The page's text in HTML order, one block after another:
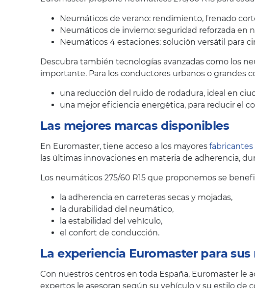
Neumáticos de verano: rendimiento, frenado
Neumáticos de invierno: seguridad reforzada en
Neumáticos 4 estaciones: solución versátil para
Descubra también tecnologías avanzadas como los
importante. Para los conductores urbanos o grandes
una reducción del ruido de rodadura, ideal en
una mejor eficiencia energética, para reducir el
Las mejores marcas disponibles
En Euromaster, tiene acceso a los mayores
las últimas innovaciones en materia de adherencia,
Los neumáticos 275/60 R15 que proponemos se
la adherencia en carreteras secas y mojadas,
la durabilidad del neumático,
la estabilidad del vehículo,
el confort de conducción.
La experiencia Euromaster para
Con nuestros centros en toda España, Euromaster
expertos le asesoran según su vehículo y su estilo de